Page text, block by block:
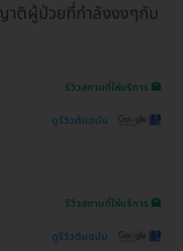
าติผู้ป่วยที่กำลังงงๆกับ
รีวิวสถานที่ให้บริการ 🏥
ดูรีวิวต้นฉบับ
รีวิวสถานที่ให้บริการ 🏥
ดูรีวิวต้นฉบับ